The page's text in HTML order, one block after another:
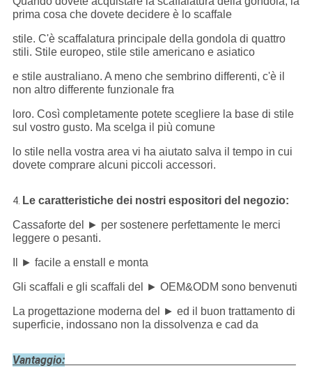
prima cosa che dovete decidere è lo scaffale
stile. C'è scaffalatura principale della gondola di quattro
stili. Stile europeo, stile stile americano e asiatico
e stile australiano. A meno che sembrino differenti, c'è il
non altro differente funzionale fra
loro. Così completamente potete scegliere la base di stile
sul vostro gusto. Ma scelga il più comune
lo stile nella vostra area vi ha aiutato salva il tempo in cui
dovete comprare alcuni piccoli accessori.
4. Le caratteristiche dei nostri espositori del negozio:
Cassaforte del ► per sostenere perfettamente le merci
leggere o pesanti.
Il ► facile a enstall e monta
Gli scaffali e gli scaffali del ► OEM&ODM sono benvenuti
La progettazione moderna del ► ed il buon trattamento di
superficie, indossano non la dissolvenza e cad da
Vantaggio: